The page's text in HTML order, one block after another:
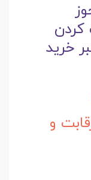
کردن
خرید
و